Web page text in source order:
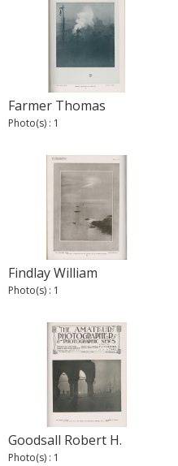
Farmer Thomas
Photo(s) : 1
Findlay William
Photo(s) : 1
Goodsall Robert H.
Photo(s) : 1